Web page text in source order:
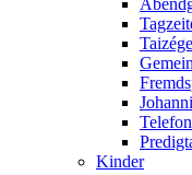
Kinder